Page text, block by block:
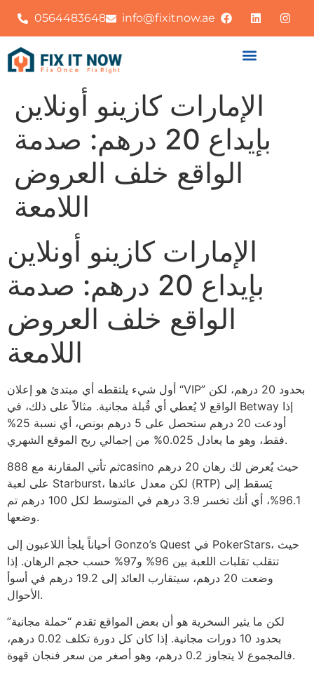
0564483648 info@fixitnow.ae
الإمارات كازينو أونلاين
بإيداع 20 درهم: صدمة
الواقع خلف العروض
اللامعة
الإمارات كازينو أونلاين
بإيداع 20 درهم: صدمة
الواقع خلف العروض
اللامعة
أول شيء يلتقطه أي مبتدئ هو إعلان “VIP” بحدود 20 درهم، لكن
الواقع لا يُعطي أي قُبلة مجانية. مثالاً على ذلك، في Betway إذا
أودعت 20 درهم ستحصل على 5 درهم بونص، أي نسبة 25%
فقط، وهو ما يعادل 0.025% من إجمالي ربح الموقع الشهري.
ثم تأتي المقارنة مع 888casino حيث يُعرض لك رهان 20 درهم
على لعبة Starburst، لكن معدل عائدها (RTP) يَسقط إلى
96.1%، أي أنك تخسر 3.9 درهم في المتوسط لكل 100 درهم تم
وضعها.
أحياناً يلجأ اللاعبون إلى Gonzo’s Quest في PokerStars، حيث
تتقلب تقلبات اللعبة بين 96% و97% حسب حجم الرهان. إذا
وضعت 20 درهم، سيتقارب العائد إلى 19.2 درهم في أسوأ
الأحوال.
لكن ما يثير السخرية هو أن بعض المواقع تقدم “حملة مجانية”
بحدود 10 دورات مجانية. إذا كان كل دورة تكلف 0.02 درهم،
فالمجموع لا يتجاوز 0.2 درهم، وهو أصغر من سعر فنجان قهوة.